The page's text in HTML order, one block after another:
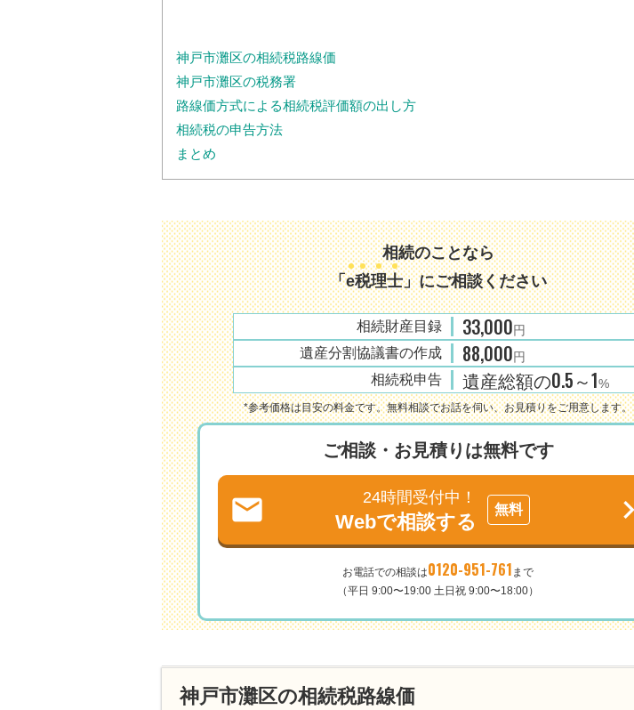
神戸市灘区の相続税路線価
神戸市灘区の税務署
路線価方式による相続税評価額の出し方
相続税の申告方法
まとめ
相続のことなら
「e税理士」にご相談ください
相続財産目録 33,000円
遺産分割協議書の作成 88,000円
相続税申告 遺産総額の0.5～1%
*参考価格は目安の料金です。無料相談でお話を伺い、お見積りをご用意します。
ご相談・お見積りは無料です
24時間受付中！
Webで相談する
お電話での相談は0120-951-761 まで
（平日 9:00〜19:00 土日祝 9:00〜18:00）
神戸市灘区の相続税路線価